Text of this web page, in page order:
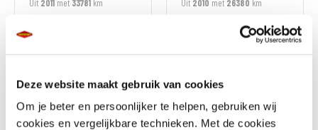
Deze website maakt gebruik van cookies
Om je beter en persoonlijker te helpen, gebruiken wij
cookies en vergelijkbare technieken. Met de cookies
Uit 2011 met 33781 km
Uit 2010 met 26380 km